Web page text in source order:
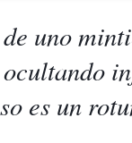
uno
es un